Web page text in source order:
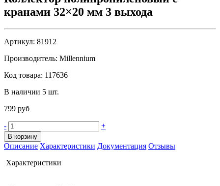
кранами 32×20 мм 3 выхода
Артикул: 81912
Производитель: Millennium
Код товара: 117636
В наличии 5 шт.
799 руб
- +
В корзину
Описание Характеристики Документация Отзывы
Характеристики